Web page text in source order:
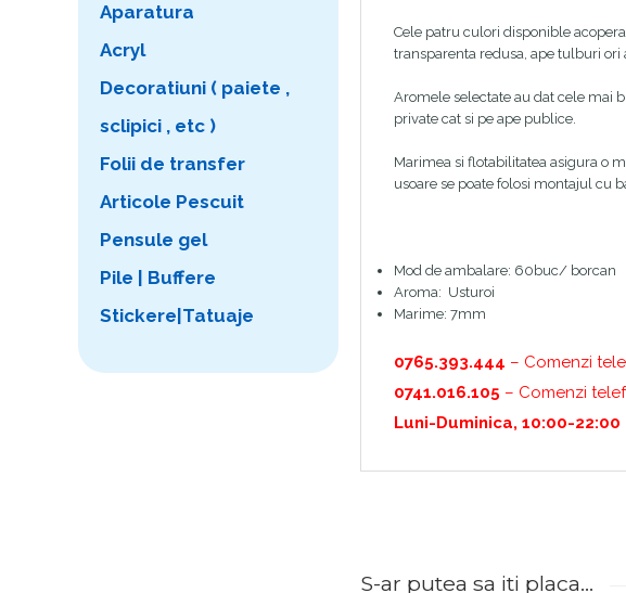
Cele patru culori disponible
transparenta redusa, ape tulburi ori
Aromele selectate au dat cele mai
private cat si pe ape publice.
Marimea si flotabilitatea asigura o
usoare se poate folosi montajul cu
Mod de ambalare: 60buc/ borcan
Aroma: Usturoi
Marime: 7mm
0765.393.444 – Comenzi
0741.016.105 – Comenzi
Luni-Duminica, 10:00-22:00
S-ar putea sa iti placa...
Aparatura
Acryl
Decoratiuni ( paiete ,
sclipici , etc )
Folii de transfer
Articole Pescuit
Pensule gel
Pile | Buffere
Stickere|Tatuaje